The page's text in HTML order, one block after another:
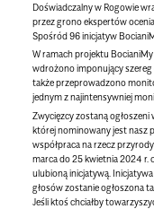
Doświadczalny w Rogowie
przez grono ekspertów
Spośród 96 inicjatyw
W ramach projektu
wdrożono imponujący szereg
także przeprowadzono
jednym z najintensywniej
Zwycięzcy zostaną
której nominowany jest nasz
współpraca na rzecz
marca do 25 kwietnia 2024 r.
ulubioną inicjatywą.
głosów zostanie ogłoszona
Jeśli ktoś chciałby